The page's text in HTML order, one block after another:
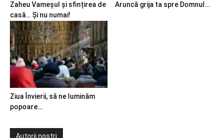
Zaheu Vameșul și sfințirea de
casă… Și nu numai!
Aruncă grija ta spre Domnul…
Ziua Învierii, să ne luminăm
popoare…
Autorii noștri